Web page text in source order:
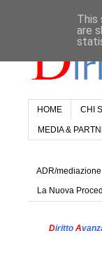
HOME CHI
MEDIA &
ADR/mediazione
La Nuova
Diritto A
This
are